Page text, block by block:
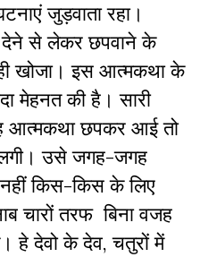
जुड़वाता रहा।
देने से लेकर छपवाने के
खोजा। इस आत्मकथा के
मेहनत की है। सारी
आत्मकथा छपकर आई तो
उसे जगह-जगह
किस-किस के लिए
चारों तरफ बिना वजह
देवो के देव, चतुरों में